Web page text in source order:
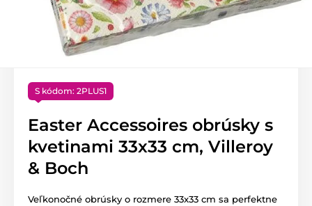
S kódom: 2PLUS1
Easter Accessoires obrúsky s
kvetinami 33x33 cm, Villeroy
& Boch
Veľkonočné obrúsky o rozmere 33x33 cm sa perfektne